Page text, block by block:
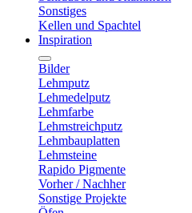
Sonstiges
Kellen und Spachtel
Inspiration
Bilder
Lehmputz
Lehmedelputz
Lehmfarbe
Lehmstreichputz
Lehmbauplatten
Lehmsteine
Rapido Pigmente
Vorher / Nachher
Sonstige Projekte